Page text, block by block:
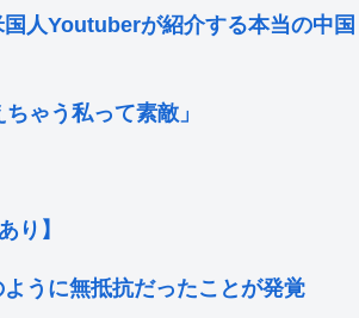
人Youtuberが紹介する本当の中国
ゃう私って素敵」
り】
うに無抵抗だったことが発覚